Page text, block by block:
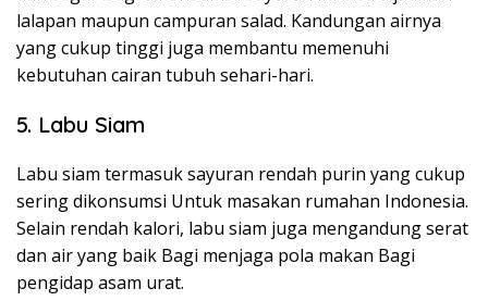
lalapan maupun campuran salad. Kandungan airnya
yang cukup tinggi juga membantu memenuhi
kebutuhan cairan tubuh sehari-hari.
5. Labu Siam
Labu siam termasuk sayuran rendah purin yang cukup
sering dikonsumsi Untuk masakan rumahan Indonesia.
Selain rendah kalori, labu siam juga mengandung serat
dan air yang baik Bagi menjaga pola makan Bagi
pengidap asam urat.